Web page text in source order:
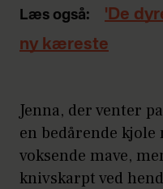
Læs også:
'De
ny kæreste
Jenna, der venter
en bedårende
voksende mave,
knivskarpt ved